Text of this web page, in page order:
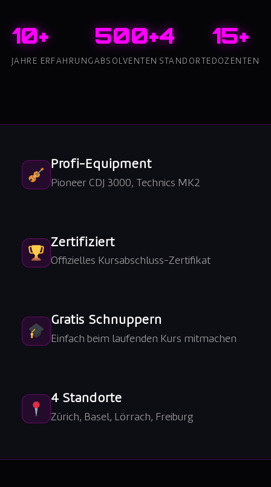
10+
JAHRE ERFAHRUNG
500+
ABSOLVENTEN
4
STANDORTE
15+
DOZENTEN
Profi-Equipment
Pioneer CDJ 3000, Technics MK2
Zertifiziert
Offizielles Kursabschluss-Zertifikat
Gratis Schnuppern
Einfach beim laufenden Kurs mitmachen
4 Standorte
Zürich, Basel, Lörrach, Freiburg